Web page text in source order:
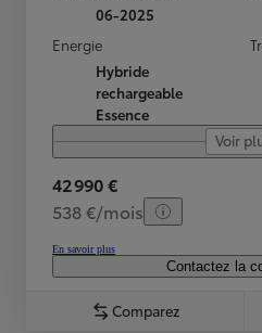
06-2025
Energie
Hybride
rechargeable
Essence
Voir
42 990 €
538 €/mois
En savoir plus
Contactez la
Comparez